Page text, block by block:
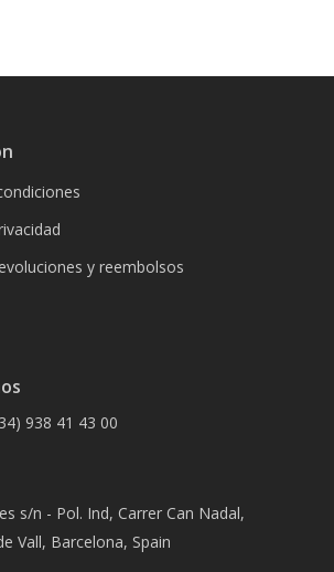
y reembolsos
938 41 43 00
s/n - Pol. Ind, Carrer Can Nadal,
Vall, Barcelona, Spain